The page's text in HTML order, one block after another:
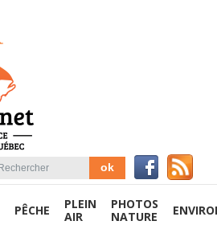
PÊCHE
PLEIN
AIR
PHOTOS
NATURE